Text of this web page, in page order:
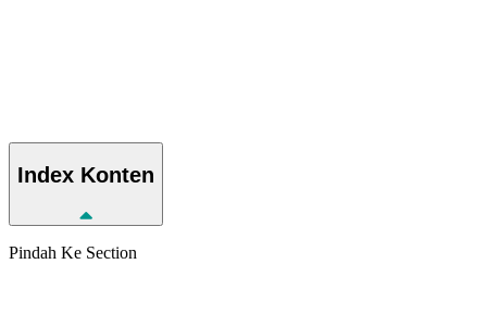
Index Konten
Pindah Ke Section